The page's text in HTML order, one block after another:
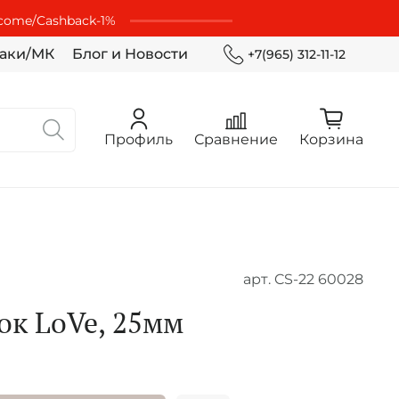
Cashbaсk-1%
МК Блог и Новости +7(965) 312-11-12
Профиль Сравнение Корзина
арт. CS-22 60028
LoVe, 25мм